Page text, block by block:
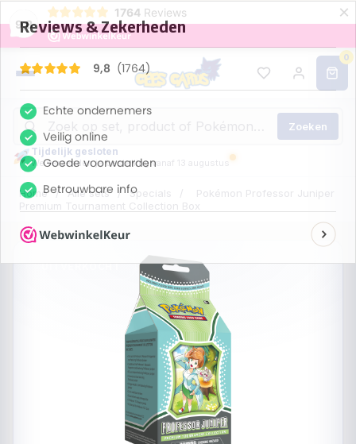
9,8
1764 Reviews ×
0
Zoeken
Tijdelijk gesloten
We verzenden je bestelling vanaf 13 augustus
Home / Alle sets / Specials /
Pokémon Professor Juniper
Premium Tournament Collection Box
UITVERKOCHT